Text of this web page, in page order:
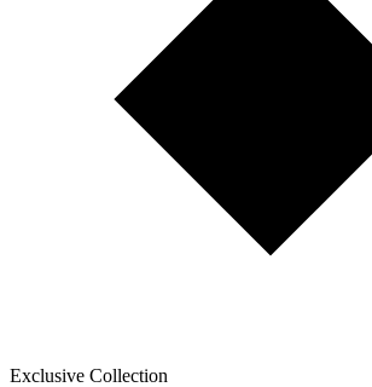
Exclusive Collection